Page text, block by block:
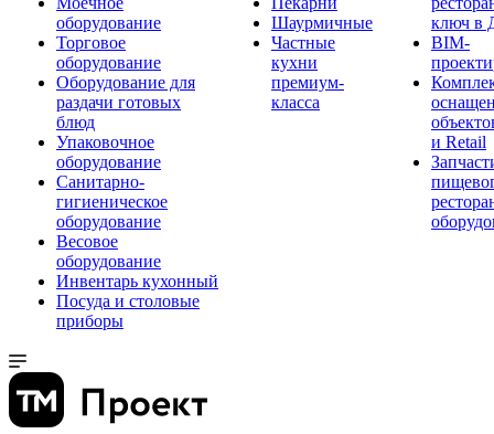
оборудование
Торговое
оборудование
Оборудование для
раздачи готовых
блюд
Упаковочное
оборудование
Санитарно-
гигиеническое
оборудование
Весовое
оборудование
Инвентарь кухонный
Посуда и столовые
приборы
Шаурмичные
Частные
кухни
премиум-
класса
ключ в
BIM-
и Retail